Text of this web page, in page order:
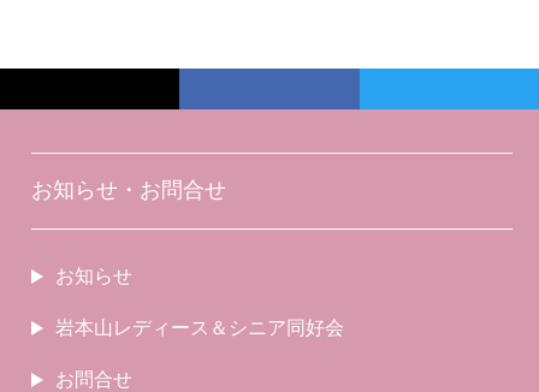
お知らせ・お問合せ
お知らせ
岩本山レディース＆シニア同好会
お問合せ